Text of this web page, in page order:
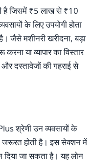
है जिसमें ₹5 लाख से ₹10
के लिए उपयोगी होता
जैसे मशीनरी खरीदना, बड़ा
या व्यापार का विस्तार
दस्तावेजों की गहराई से
श्रेणी उन व्यवसायों के
जरूरत होती है। इस सेक्शन में
जा सकता है। यह लोन